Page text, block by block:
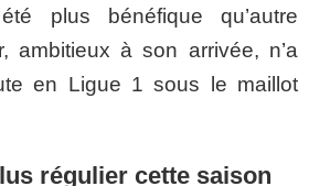
plus bénéfique qu’autre
ambitieux à son arrivée, n’a
en Ligue 1 sous le maillot
régulier cette saison